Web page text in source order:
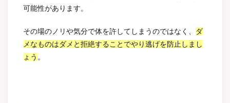
可能性があります。
その場のノリや気分で体を許してしまうのではなく、
ダ
メなものはダメと拒絶することでやり逃げを防止しまし
ょう 。